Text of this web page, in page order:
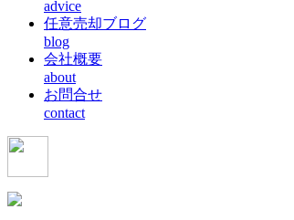
advice
任意売却ブログ
blog
会社概要
about
お問合せ
contact